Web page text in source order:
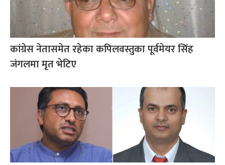
कांग्रेस नेतासमेत रहेका कपिलवस्तुका पूर्वमेयर सिंह
जंगलमा मृत भेटिए